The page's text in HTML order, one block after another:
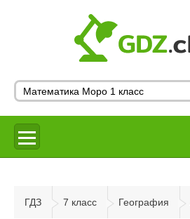
ГДЗ 7 класс География